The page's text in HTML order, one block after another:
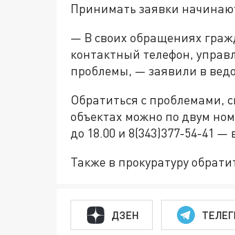
Принимать заявки
— В своих обращениях
контактный телефон,
проблемы, — заявили в
Обратиться с проблемами,
объектах можно по двум
до 18.00 и 8(343)377-54-41
Также в прокуратуру
ДЗЕН